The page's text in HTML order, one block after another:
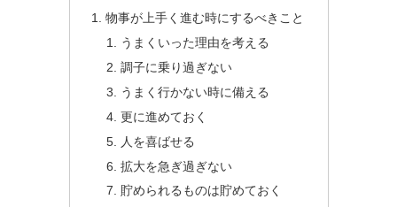
物事が上手く進む時にするべきこと
うまくいった理由を考える
調子に乗り過ぎない
うまく行かない時に備える
更に進めておく
人を喜ばせる
拡大を急ぎ過ぎない
貯められるものは貯めておく